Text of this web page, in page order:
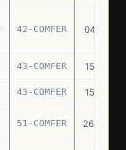
42-COMFER 04.11.76
43-COMFER 15.11.76
43-COMFER 15.11.76
51-COMFER 26.12.76